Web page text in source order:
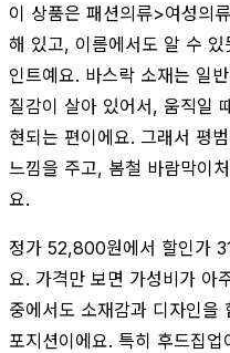
이 상품은 패션의류>여성의
해 있고, 이름에서도 알 수 있
인트예요. 바스락 소재는 일
질감이 살아 있어서, 움직일
현되는 편이에요. 그래서 평
느낌을 주고, 봄철 바람막이
요.
정가 52,800원에서 할인가
요. 가격만 보면 가성비가 아
중에서도 소재감과 디자인을
포지션이에요. 특히 후드집